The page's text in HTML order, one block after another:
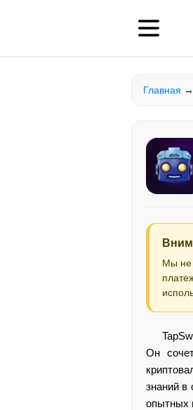
Главная →
Мы не
Он
знаний в
опытных